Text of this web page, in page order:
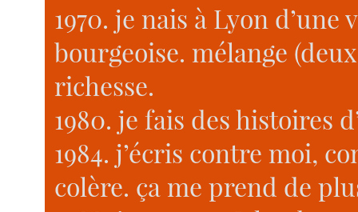
1970. je nais à Lyon d’une
bourgeoise. mélange
richesse.
1980. je fais des histoires
1984. j’écris contre moi,
colère. ça me prend de